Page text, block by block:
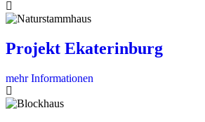
Projekt Ekaterinburg
mehr Informationen